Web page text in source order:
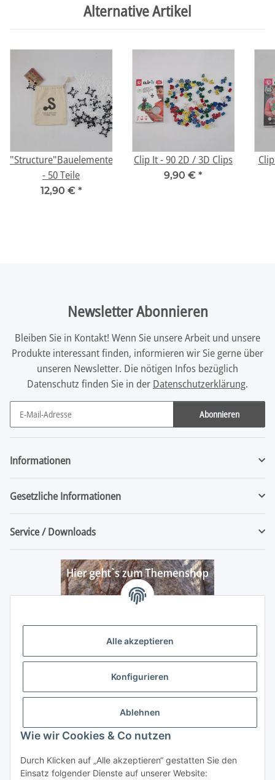
Alle akzeptieren
Konfigurieren
Ablehnen
Wie wir Cookies & Co nutzen
Durch Klicken auf „Alle akzeptieren“ gestatten Sie den
Einsatz folgender Dienste auf unserer Website:
Alternative Artikel
"Structure"Bauelemente
- 50 Teile
12,90 € *
Clip It - 90 2D / 3D Clips
9,90 € *
Clip
Newsletter Abonnieren
Bleiben Sie in Kontakt! Wenn Sie unsere Arbeit und unsere
Produkte interessant finden, informieren wir Sie gerne über
unseren Newsletter. Die nötigen Infos bezüglich
Datenschutz finden Sie in der Datenschutzerklärung.
Abonnieren
Newsletter Abonnieren
Informationen
Gesetzliche Informationen
Service / Downloads
Vertrag widerrufen